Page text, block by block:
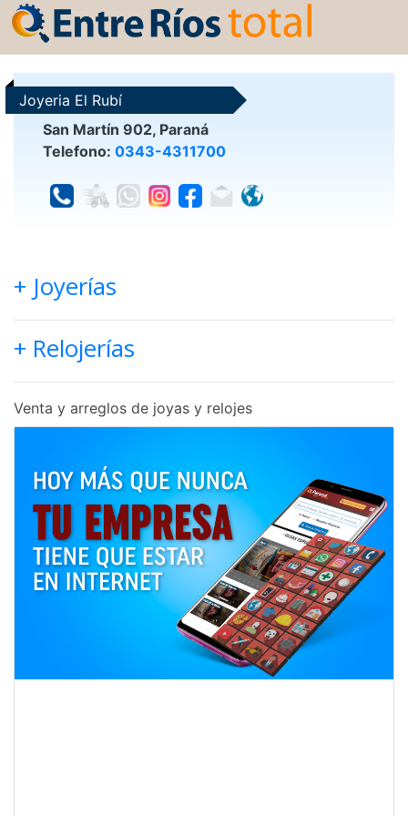
Joyeria El Rubí
San Martín 902, Paraná
Telefono: 0343-4311700
+ Joyerías
+ Relojerías
Venta y arreglos de joyas y relojes